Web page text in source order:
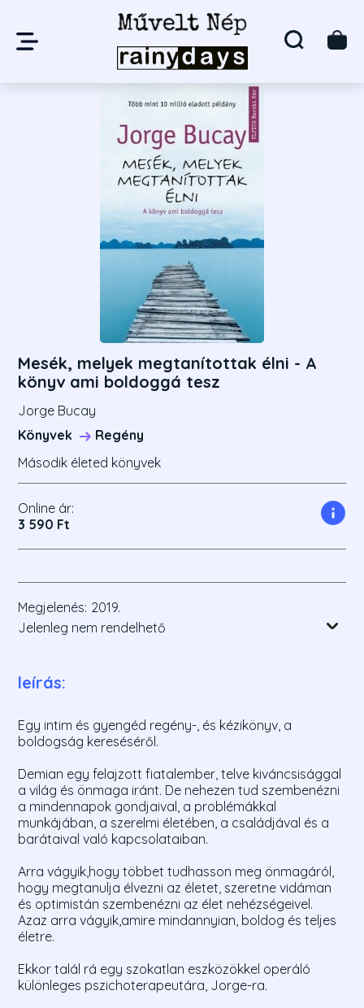
Mesék, melyek megtanítottak élni - A
könyv ami boldoggá tesz
Jorge Bucay
Könyvek
Regény
Második életed könyvek
Online ár:
3 590 Ft
Megjelenés: 2019.
Jelenleg nem rendelhető
leírás:
Egy intim és gyengéd regény-, és kézikönyv, a
boldogság kereséséről.
Demian egy felajzott fiatalember, telve kiváncsisággal
a világ és önmaga iránt. De nehezen tud szembenézni
a mindennapok gondjaival, a problémákkal
munkájában, a szerelmi életében, a családjával és a
barátaival való kapcsolataiban.
Arra vágyik,hogy többet tudhasson meg önmagáról,
hogy megtanulja élvezni az életet, szeretne vidáman
és optimistán szembenézni az élet nehézségeivel.
Azaz arra vágyik,amire mindannyian, boldog és teljes
életre.
Ekkor talál rá egy szokatlan eszközökkel operáló
különleges pszichoterapeutára, Jorge-ra.